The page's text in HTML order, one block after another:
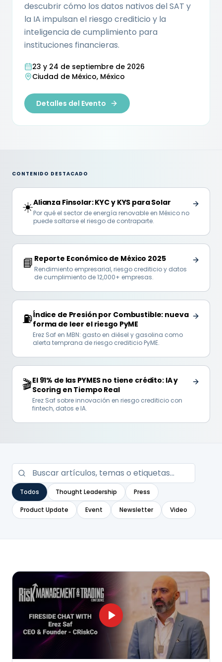
descubrir cómo los datos nativos del SAT y
la IA impulsan el riesgo crediticio y la
inteligencia de cumplimiento para
instituciones financieras.
23 y 24 de septiembre de 2026
Ciudad de México, México
Detalles del Evento
CONTENIDO DESTACADO
☀️Alianza Finsolar: KYC y KYS para Solar
Por qué el sector de energía renovable en México no
puede saltarse el riesgo de contraparte.
📘 Reporte Económico de México 2025
Rendimiento empresarial, riesgo crediticio y datos
de cumplimiento de 12,000+ empresas.
⛽Índice de Presión por Combustible: nueva
forma de leer el riesgo PyME
Erez Saf en MBN: gasto en diésel y gasolina como
alerta temprana de riesgo crediticio PyME.
🎬El 91% de las PYMES no tiene crédito: IA y
Scoring en Tiempo Real
Erez Saf sobre innovación en riesgo crediticio con
fintech, datos e IA.
Todos Thought Leadership Press
Product Update Event Newsletter Video